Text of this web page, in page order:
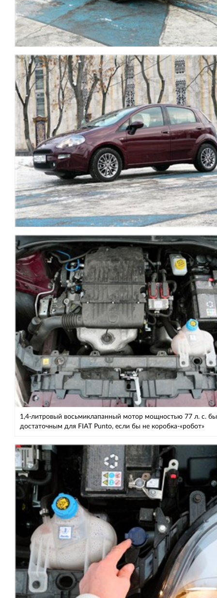
1,4-литровый восьмиклапанный мотор мощностью 77 л. с.
достаточным для FIAT Punto, если бы не коробка-«робот»